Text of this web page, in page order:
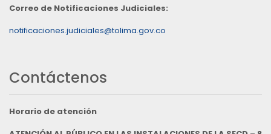
Correo de Notificaciones Judiciales:
notificaciones.judiciales@tolima.gov.co
Contáctenos
Horario de atención